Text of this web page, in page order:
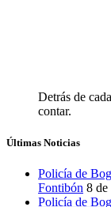
Detrás de
contar.
Últimas Noticias
Policía de
Fontibón 8 de
Policía de